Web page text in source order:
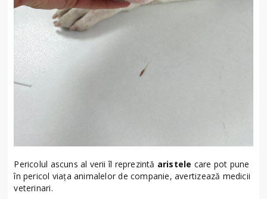
Pericolul ascuns al verii îl reprezintă aristele care pot pune
în pericol viața animalelor de companie, avertizează medicii
veterinari.